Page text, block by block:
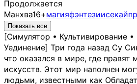
Продолжается
Манхва16+магияфэнтезиисекай
Показать все
[Симулятор • Культивирование
Уединение] Три года назад Су
что оказался в мире, где правят
искусств. Этот мир наполнен
людьми, известными как